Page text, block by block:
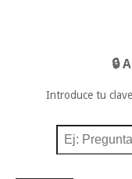
🔒
Introduce tu